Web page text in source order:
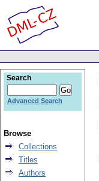
Search
Advanced Search
Browse
Collections
Titles
Authors